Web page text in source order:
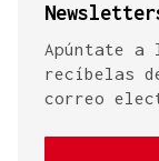
Apúntate a
recíbelas
correo